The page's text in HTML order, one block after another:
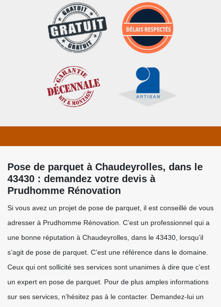
Pose de parquet à Chaudeyrolles, dans le
43430 : demandez votre devis à
Prudhomme Rénovation
Si vous avez un projet de pose de parquet, il est conseillé de vous
adresser à Prudhomme Rénovation. C’est un professionnel qui a
une bonne réputation à Chaudeyrolles, dans le 43430, lorsqu’il
s’agit de pose de parquet. C’est une référence dans le domaine.
Ceux qui ont sollicité ses services sont unanimes à dire que c’est
un expert en pose de parquet. Pour de plus amples informations
sur ses services, n’hésitez pas à le contacter. Demandez-lui un